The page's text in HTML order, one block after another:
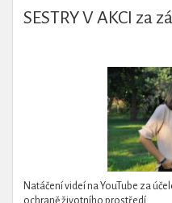
SESTRY V AKCI za
Natáčení videí na YouTube za
ochraně životního prostředí.